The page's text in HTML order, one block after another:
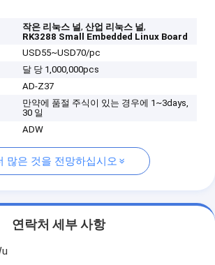
작은 리눅스 널,산업 리눅스 널,
RK3288 Small Embedded Linux Board
USD55~USD70/pc
달 당 1,000,000pcs
AD-Z37
만약에 품절 주식이 있는 경우에 1~3days,
30 일
ADW
많은 것을 전망하십시오
연락처 세부 사항